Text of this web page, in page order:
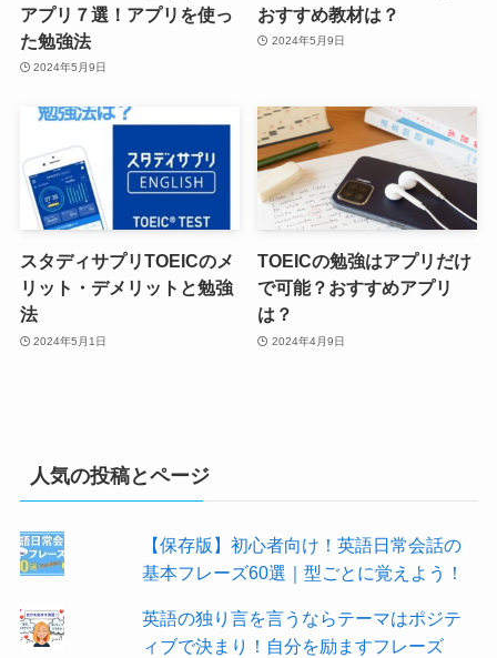
アプリ７選！アプリを使っ
た勉強法
2024年5月9日
おすすめ教材は？
2024年5月9日
スタディサプリTOEICのメ
リット・デメリットと勉強
法
2024年5月1日
TOEICの勉強はアプリだけ
で可能？おすすめアプリ
は？
2024年4月9日
人気の投稿とページ
【保存版】初心者向け！英語日常会話の
基本フレーズ60選｜型ごとに覚えよう！
英語の独り言を言うならテーマはポジテ
ィブで決まり！自分を励ますフレーズ